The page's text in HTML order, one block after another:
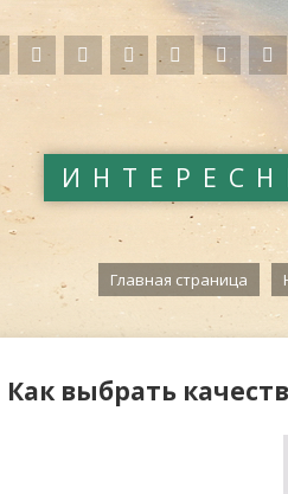
Главная страница
Как выбрать